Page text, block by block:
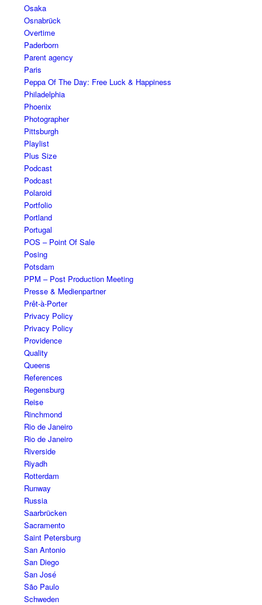
Osaka
Osnabrück
Overtime
Paderborn
Parent agency
Paris
Peppa Of The Day: Free Luck & Happiness
Philadelphia
Phoenix
Photographer
Pittsburgh
Playlist
Plus Size
Podcast
Podcast
Polaroid
Portfolio
Portland
Portugal
POS – Point Of Sale
Posing
Potsdam
PPM – Post Production Meeting
Presse & Medienpartner
Prêt-à-Porter
Privacy Policy
Privacy Policy
Providence
Quality
Queens
References
Regensburg
Reise
Rinchmond
Rio de Janeiro
Rio de Janeiro
Riverside
Riyadh
Rotterdam
Runway
Russia
Saarbrücken
Sacramento
Saint Petersburg
San Antonio
San Diego
San José
São Paulo
Schweden